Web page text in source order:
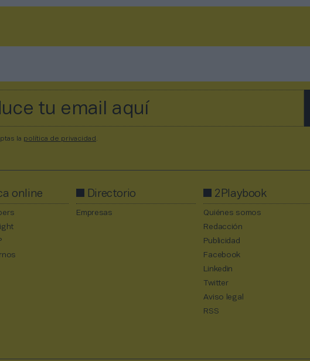
la política de privacidad
online Directorio
Empresas
2Playbook
Quiénes somos
Redacción
Publicidad
Facebook
Linkedin
Twitter
Aviso legal
RSS